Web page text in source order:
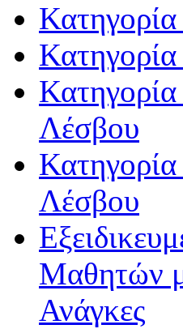
Λέσβου
Λέσβου
Μαθητών
Ανάγκες